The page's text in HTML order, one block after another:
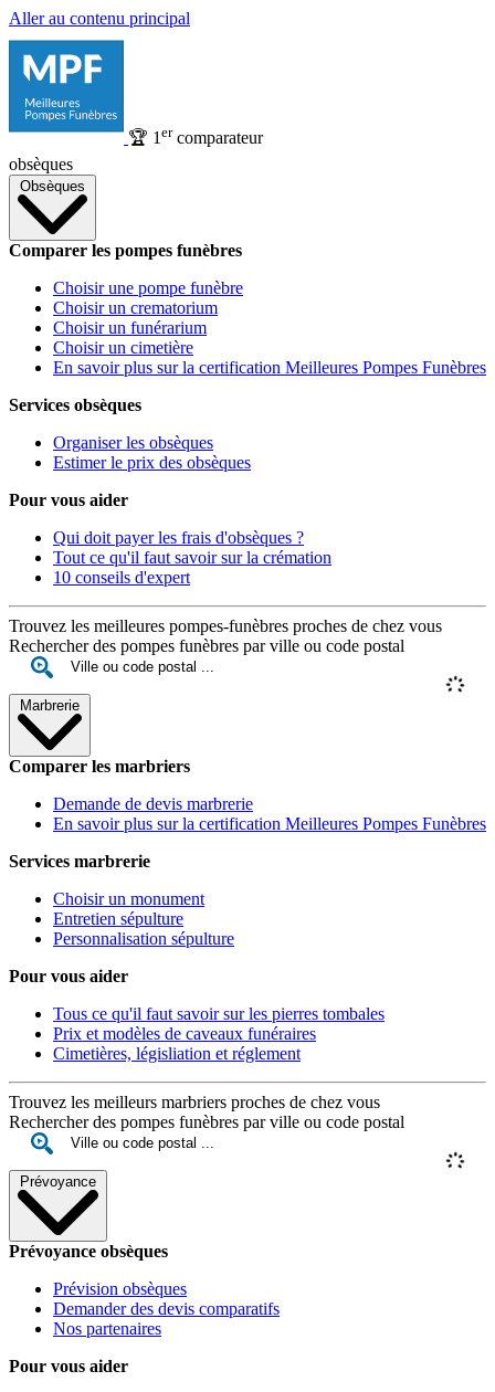
Aller au contenu principal
🏆 1 ercomparateur
obsèques
Obsèques
Comparer les pompes funèbres
Choisir une pompe funèbre
Choisir un crematorium
Choisir un funérarium
Choisir un cimetière
En savoir plus sur la certification Meilleures Pompes Funèbres
Services obsèques
Organiser les obsèques
Estimer le prix des obsèques
Pour vous aider
Qui doit payer les frais d'obsèques ?
Tout ce qu'il faut savoir sur la crémation
10 conseils d'expert
Trouvez les meilleures pompes-funèbres proches de chez vous
Rechercher des pompes funèbres par ville ou code postal
Marbrerie
Comparer les marbriers
Demande de devis marbrerie
En savoir plus sur la certification Meilleures Pompes Funèbres
Services marbrerie
Choisir un monument
Entretien sépulture
Personnalisation sépulture
Pour vous aider
Tous ce qu'il faut savoir sur les pierres tombales
Prix et modèles de caveaux funéraires
Cimetières, législiation et réglement
Trouvez les meilleurs marbriers proches de chez vous
Rechercher des pompes funèbres par ville ou code postal
Prévoyance
Prévoyance obsèques
Prévision obsèques
Demander des devis comparatifs
Nos partenaires
Pour vous aider